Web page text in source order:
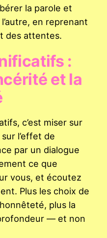
la parole et
en reprenant
des attentes.
:
et la
c’est miser sur
l’effet de
par un dialogue
ce que
vous, et écoutez
Plus les choix de
plus la
— et non